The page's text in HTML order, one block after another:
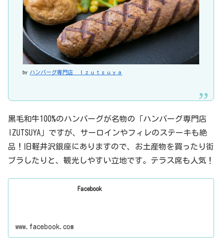
by ハンバーグ専門店 Ｉｚｕｔｓｕｙａ
黒毛和牛100%のハンバーグが名物の「ハンバーグ専門店
IZUTSUYA」ですが、サーロインやフィレのステーキも絶
品！旧軽井沢銀座にありますので、お土産物を買ったり街
ブラしたりと、観光しやすい立地です。テラス席も人気！
Facebook
www.facebook.com